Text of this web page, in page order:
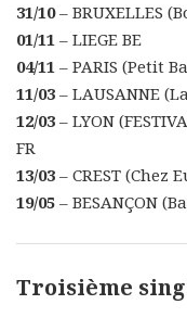
31/10– BRUXELLES
01/11 – LIEGE BE
04/11 – PARIS (Petit
11/03 – LAUSANNE
12/03 – LYON
FR
13/03 – CREST (Chez
19/05 – BESANÇON
Troisième